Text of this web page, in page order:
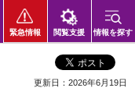
緊急情報 閲覧支援 情報を探す
更新日：2026年6月19日